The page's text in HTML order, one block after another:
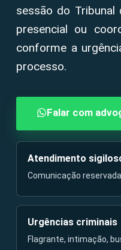
sessão do
presencial ou
conforme a
processo.
Falar com
Atendimento
Comunicação
Urgências criminais
Flagrante, intimação,